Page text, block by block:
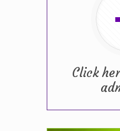
Click